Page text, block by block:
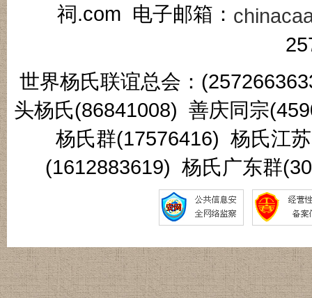
祠.com 电子邮箱：
世界杨氏联谊总会：
头杨氏(86841008) 善庆同宗
杨氏群(17576416) 杨氏江
(1612883619) 杨氏广东群